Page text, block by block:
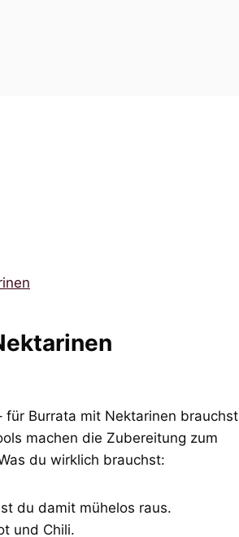
für Burrata mit Nektarinen brauchst
machen die Zubereitung zum
du wirklich brauchst:
du damit mühelos raus.
und Chili.